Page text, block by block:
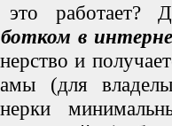
работает?
в
и
(для